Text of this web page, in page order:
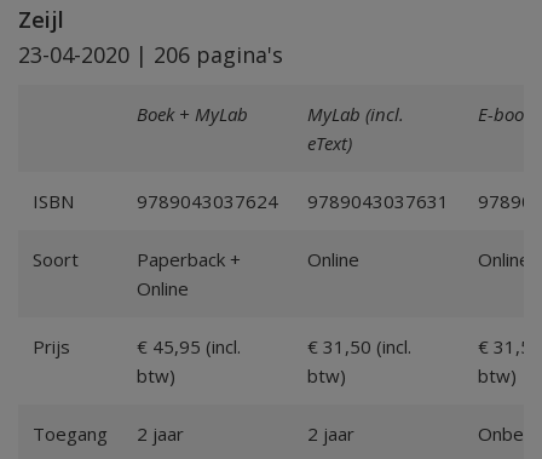
Zeijl
23-04-2020 | 206 pagina's
Boek + MyLab
MyLab (incl.
eText)
E-book
ISBN 9789043037624 9789043037631
Soort
Paperback +
Online
Online Online
Prijs
€ 45,95 (incl.
btw)
€ 31,50 (incl.
btw)
€
btw)
Toegang 2 jaar 2 jaar